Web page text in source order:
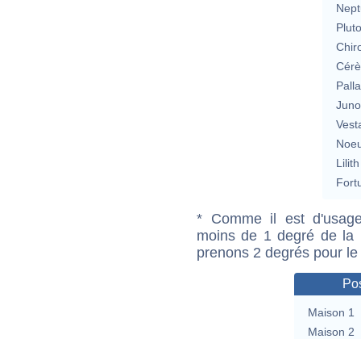
Lilith
* Comme il est
moins de 1 degré de la
prenons 2 degrés pour
Maison 1
Maison 2